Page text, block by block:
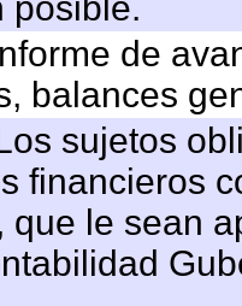
de
balances
sujetos
financieros
que le sean